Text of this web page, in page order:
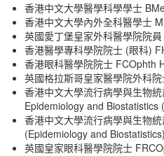
香港中文大學醫學科學學士
香港中文大學內外全科醫學士
英國愛丁堡皇家外科醫學院院
香港醫學專科學院院士 (眼科)
香港眼科醫學院院士 FCOphth
英國格拉斯哥皇家醫學院外科
香港中文大學流行病學與生物
Epidemiology and Biostatistics
香港中文大學流行病學與生物
(Epidemiology and
英國皇家眼科醫學院院士